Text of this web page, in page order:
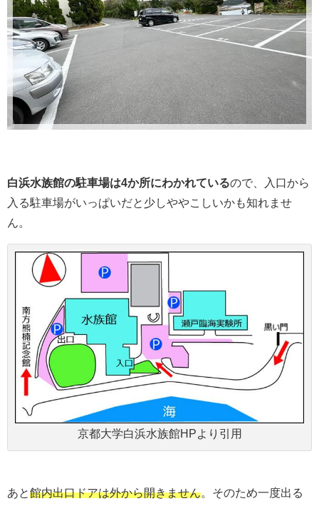
白浜水族館の駐車場は4か所にわかれているので、入口から
入る駐車場がいっぱいだと少しややこしいかも知れませ
ん。
京都大学白浜水族館HPより引用
あと館内出口ドアは外から開きません 。そのため一度出る